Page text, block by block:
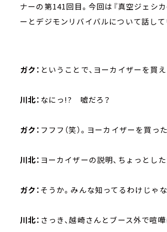
ナーの第141回目。今回は『真空ジェシ
ーとデジモンリバイバルについて話して
ガク： ということで、ヨーカイザーを買え
川北： なにっ!? 嘘だろ？
ガク： フフフ（笑）。ヨーカイザーを買った
川北： ヨーカイザーの説明、ちょっとし
ガク： そうか。みんな知ってるわけじゃな
川北： さっき、越崎さんとブース外で喧